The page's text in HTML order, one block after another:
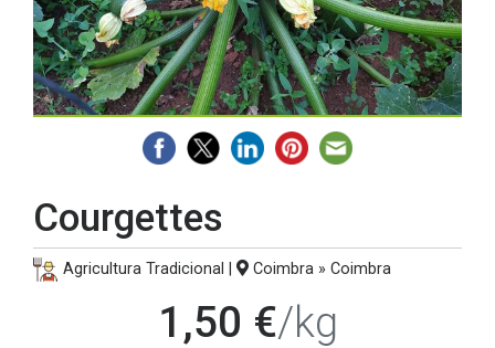
Courgettes
Agricultura Tradicional | Coimbra » Coimbra
1,50 €/kg